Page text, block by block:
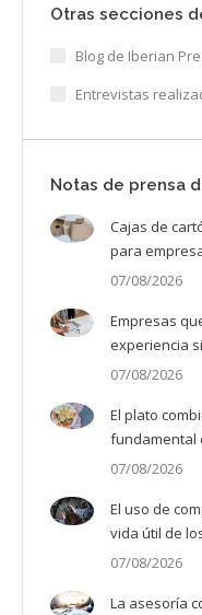
Otras secciones
Blog de Iberian
Entrevistas
Notas de prensa
Cajas de
para
07/08/2026
Empresas
experiencia
07/08/2026
El plato
fundamental
07/08/2026
El uso de
vida útil de
07/08/2026
La asesoría